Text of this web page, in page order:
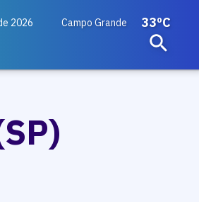
2026 Campo Grande 33ºC